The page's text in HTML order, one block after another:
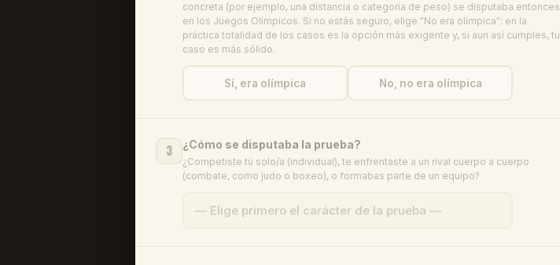
concreta (por ejemplo, una distancia o categoría de peso) se disputaba entonces
en los Juegos Olímpicos. Si no estás seguro, elige "No era olímpica": en la
práctica totalidad de los casos es la opción más exigente y, si aun así cumples, tu
caso es más sólido.
Sí, era olímpica No, no era olímpica
3 ¿Cómo se disputaba la prueba?
¿Competiste tú solo/a (individual), te enfrentaste a un rival cuerpo a cuerpo
(combate, como judo o boxeo), o formabas parte de un equipo?